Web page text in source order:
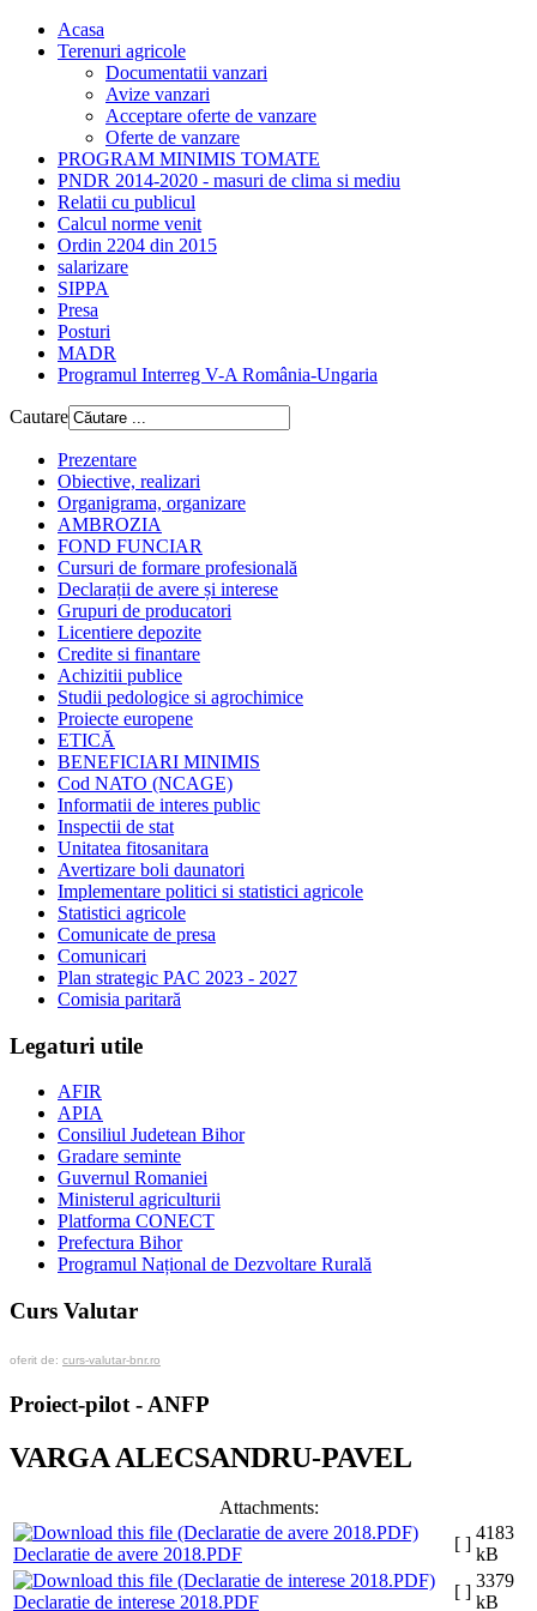
Acasa
Terenuri agricole
Documentatii vanzari
Avize vanzari
Acceptare oferte de vanzare
Oferte de vanzare
PROGRAM MINIMIS TOMATE
PNDR 2014-2020 - masuri de clima si mediu
Relatii cu publicul
Calcul norme venit
Ordin 2204 din 2015
salarizare
SIPPA
Presa
Posturi
MADR
Programul Interreg V-A România-Ungaria
Cautare
Prezentare
Obiective, realizari
Organigrama, organizare
AMBROZIA
FOND FUNCIAR
Cursuri de formare profesională
Declarații de avere și interese
Grupuri de producatori
Licentiere depozite
Credite si finantare
Achizitii publice
Studii pedologice si agrochimice
Proiecte europene
ETICĂ
BENEFICIARI MINIMIS
Cod NATO (NCAGE)
Informatii de interes public
Inspectii de stat
Unitatea fitosanitara
Avertizare boli daunatori
Implementare politici si statistici agricole
Statistici agricole
Comunicate de presa
Comunicari
Plan strategic PAC 2023 - 2027
Comisia paritară
Legaturi utile
AFIR
APIA
Consiliul Judetean Bihor
Gradare seminte
Guvernul Romaniei
Ministerul agriculturii
Platforma CONECT
Prefectura Bihor
Programul Național de Dezvoltare Rurală
Curs Valutar
oferit de: curs-valutar-bnr.ro
Proiect-pilot - ANFP
VARGA ALECSANDRU-PAVEL
Attachments:
Declaratie de avere 2018.PDF
[ ]
4183
kB
Declaratie de interese 2018.PDF
[ ]
3379
kB